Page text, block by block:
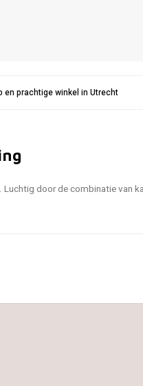
en prachtige winkel in Utrecht
door de combinatie van